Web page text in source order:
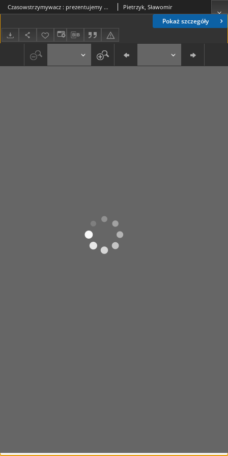
Pokaż szczegóły
Czasowstrzymywacz : prezentujemy Nowohucianina roku 2008, Adama Gryczyńskiego Pietrzyk, Sławomir